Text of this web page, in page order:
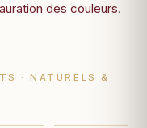
des couleurs.
· NATURELS &